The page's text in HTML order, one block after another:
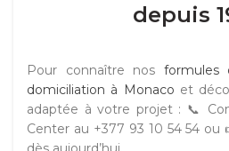
depuis
Pour connaître nos formules
domiciliation à Monaco et
adaptée à votre projet : 📞
Center au +377 93 10 54 54